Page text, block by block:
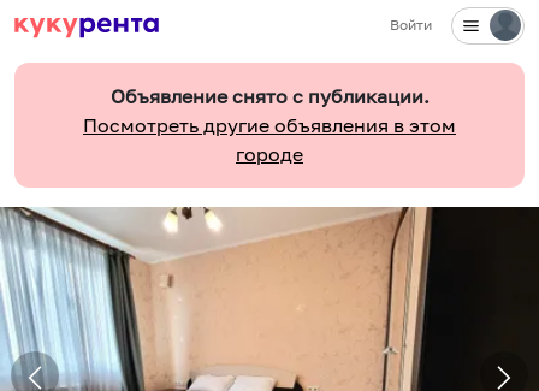
Войти
Объявление снято с публикации.
Посмотреть другие объявления в этом
городе